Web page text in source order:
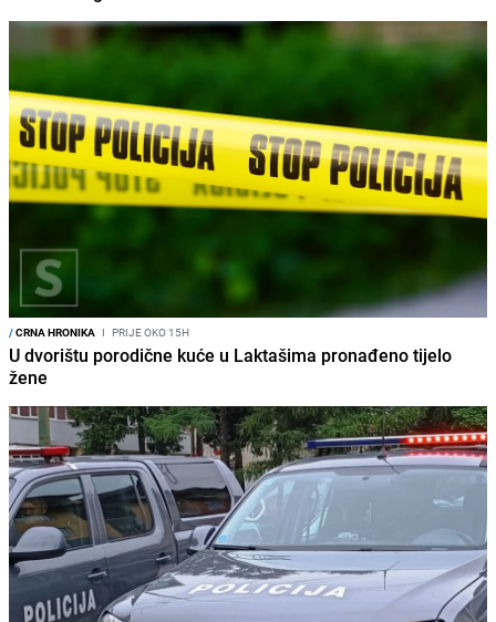
/CRNA HRONIKA I PRIJE OKO 15H
U dvorištu porodične kuće u Laktašima pronađeno tijelo
žene